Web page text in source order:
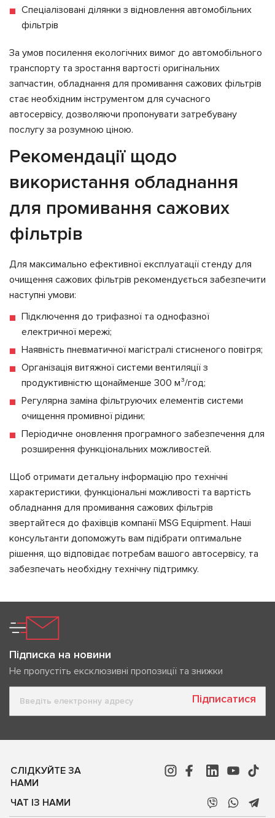
Спеціалізовані ділянки з відновлення автомобільних
фільтрів
За умов посилення екологічних вимог до автомобільного
транспорту та зростання вартості оригінальних
запчастин, обладнання для промивання сажових фільтрів
стає необхідним інструментом для сучасного
автосервісу, дозволяючи пропонувати затребувану
послугу за розумною ціною.
Рекомендації щодо
використання обладнання
для промивання сажових
фільтрів
Для максимально ефективної експлуатації стенду для
очищення сажових фільтрів рекомендується забезпечити
наступні умови:
Підключення до трифазної та однофазної
електричної мережі;
Наявність пневматичної магістралі стисненого повітря;
Організація витяжної системи вентиляції з
продуктивністю щонайменше 300 м³/год;
Регулярна заміна фільтруючих елементів системи
очищення промивної рідини;
Періодичне оновлення програмного забезпечення для
розширення функціональних можливостей.
Щоб отримати детальну інформацію про технічні
характеристики, функціональні можливості та вартість
обладнання для промивання сажових фільтрів
звертайтеся до фахівців компанії MSG Equipment. Наші
консультанти допоможуть вам підібрати оптимальне
рішення, що відповідає потребам вашого автосервісу, та
забезпечать необхідну технічну підтримку.
Підписка на новини
Не пропустіть ексклюзивні пропозиції та знижки
Підписатися
СЛІДКУЙТЕ ЗА
НАМИ
ЧАТ ІЗ НАМИ